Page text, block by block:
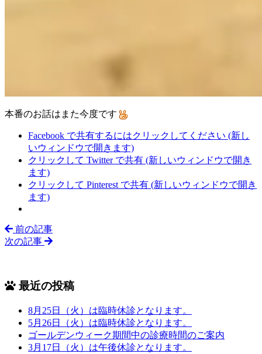
本番のお話はまた今度です
Facebook で共有するにはクリックしてください (新し
いウィンドウで開きます)
クリックして Twitter で共有 (新しいウィンドウで開き
ます)
クリックして Pinterest で共有 (新しいウィンドウで開き
ます)
前の記事
次の記事
最近の投稿
8月25日（火）は臨時休診となります。
5月26日（火）は臨時休診となります。
ゴールデンウィーク期間中の診療時間のご案内
3月17日（火）は午後休診となります。